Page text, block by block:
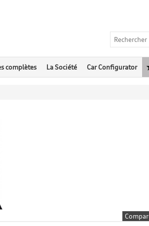
complètes La Société Car Configurator